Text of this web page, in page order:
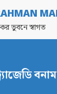
ভুবনে স্বাগত
বনাম